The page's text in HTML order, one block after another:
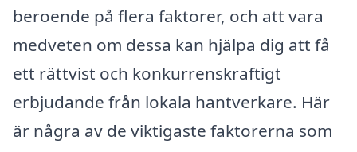
beroende på flera faktorer, och att vara
medveten om dessa kan hjälpa dig att få
ett rättvist och konkurrenskraftigt
erbjudande från lokala hantverkare. Här
är några av de viktigaste faktorerna som